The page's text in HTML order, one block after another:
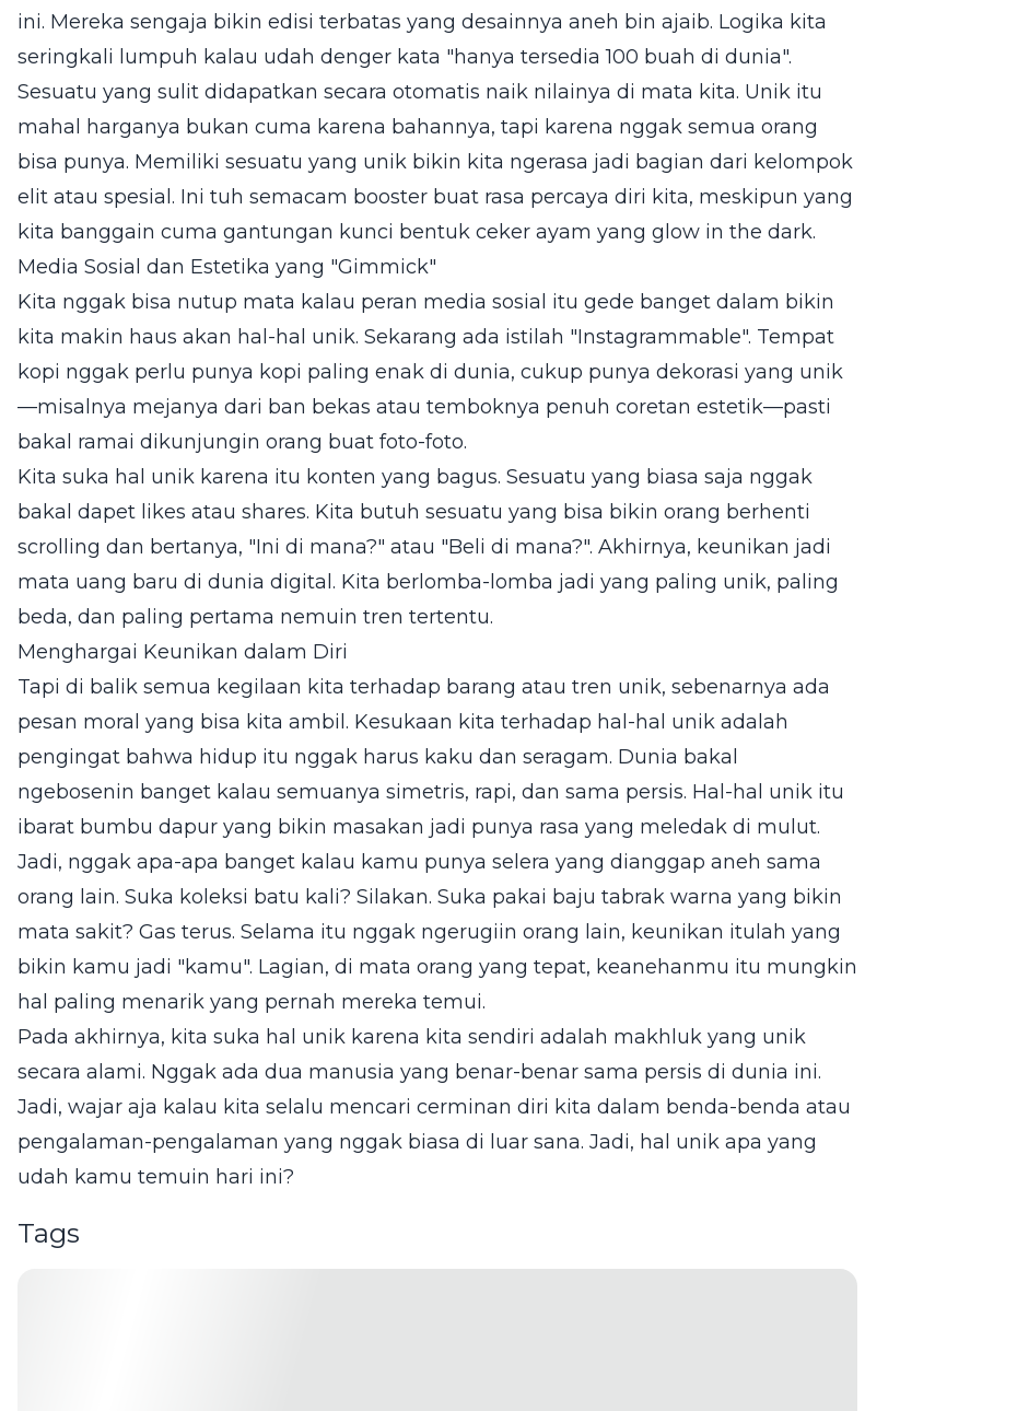
ini. Mereka sengaja bikin edisi terbatas yang desainnya aneh bin ajaib. Logika kita
seringkali lumpuh kalau udah denger kata "hanya tersedia 100 buah di dunia".
Sesuatu yang sulit didapatkan secara otomatis naik nilainya di mata kita. Unik itu
mahal harganya bukan cuma karena bahannya, tapi karena nggak semua orang
bisa punya. Memiliki sesuatu yang unik bikin kita ngerasa jadi bagian dari kelompok
elit atau spesial. Ini tuh semacam booster buat rasa percaya diri kita, meskipun yang
kita banggain cuma gantungan kunci bentuk ceker ayam yang glow in the dark.
Media Sosial dan Estetika yang "Gimmick"
Kita nggak bisa nutup mata kalau peran media sosial itu gede banget dalam bikin
kita makin haus akan hal-hal unik. Sekarang ada istilah "Instagrammable". Tempat
kopi nggak perlu punya kopi paling enak di dunia, cukup punya dekorasi yang unik
—misalnya mejanya dari ban bekas atau temboknya penuh coretan estetik—pasti
bakal ramai dikunjungin orang buat foto-foto.
Kita suka hal unik karena itu konten yang bagus. Sesuatu yang biasa saja nggak
bakal dapet likes atau shares. Kita butuh sesuatu yang bisa bikin orang berhenti
scrolling dan bertanya, "Ini di mana?" atau "Beli di mana?". Akhirnya, keunikan jadi
mata uang baru di dunia digital. Kita berlomba-lomba jadi yang paling unik, paling
beda, dan paling pertama nemuin tren tertentu.
Menghargai Keunikan dalam Diri
Tapi di balik semua kegilaan kita terhadap barang atau tren unik, sebenarnya ada
pesan moral yang bisa kita ambil. Kesukaan kita terhadap hal-hal unik adalah
pengingat bahwa hidup itu nggak harus kaku dan seragam. Dunia bakal
ngebosenin banget kalau semuanya simetris, rapi, dan sama persis. Hal-hal unik itu
ibarat bumbu dapur yang bikin masakan jadi punya rasa yang meledak di mulut.
Jadi, nggak apa-apa banget kalau kamu punya selera yang dianggap aneh sama
orang lain. Suka koleksi batu kali? Silakan. Suka pakai baju tabrak warna yang bikin
mata sakit? Gas terus. Selama itu nggak ngerugiin orang lain, keunikan itulah yang
bikin kamu jadi "kamu". Lagian, di mata orang yang tepat, keanehanmu itu mungkin
hal paling menarik yang pernah mereka temui.
Pada akhirnya, kita suka hal unik karena kita sendiri adalah makhluk yang unik
secara alami. Nggak ada dua manusia yang benar-benar sama persis di dunia ini.
Jadi, wajar aja kalau kita selalu mencari cerminan diri kita dalam benda-benda atau
pengalaman-pengalaman yang nggak biasa di luar sana. Jadi, hal unik apa yang
udah kamu temuin hari ini?
Tags